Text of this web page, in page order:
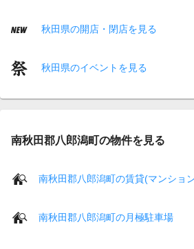
秋田県の開店・閉店を見る
秋田県のイベントを見る
南秋田郡八郎潟町の物件を見る
南秋田郡八郎潟町の賃貸(マンショ
南秋田郡八郎潟町の月極駐車場